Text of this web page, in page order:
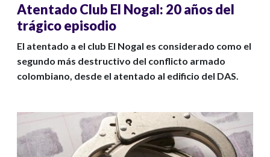
Atentado Club El Nogal: 20 años del
trágico episodio
El atentado a el club El Nogal es considerado como el
segundo más destructivo del conflicto armado
colombiano, desde el atentado al edificio del DAS.